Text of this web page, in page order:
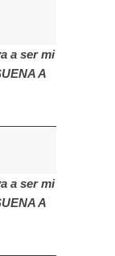
a ser mi
A
a ser mi
A